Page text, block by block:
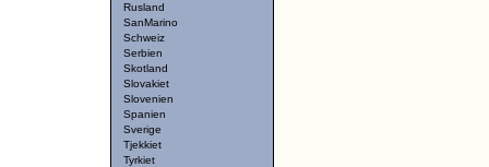
Rusland
SanMarino
Schweiz
Serbien
Skotland
Slovakiet
Slovenien
Spanien
Sverige
Tjekkiet
Tyrkiet